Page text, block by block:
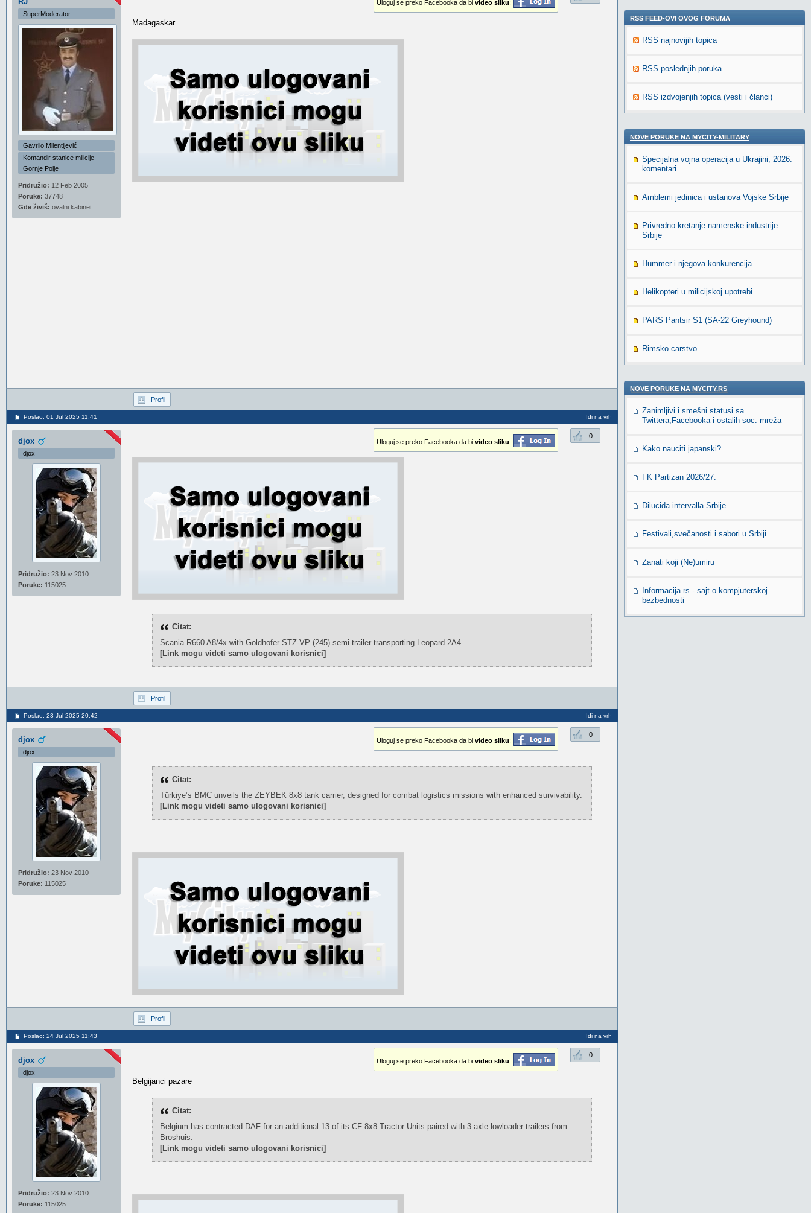
SuperModerator
Gavrilo Milentijević
Komandir stanice milicije
Gornje Polje
Pridružio: 12 Feb 2005
Poruke: 37748
Gde živiš: ovalni kabinet
Uloguj se preko Facebooka da bi video sliku:
Madagaskar
Profil
Poslao: 01 Jul 2025 11:41 Idi na vrh
djox
djox
Pridružio: 23 Nov 2010
Poruke: 115025
0
Uloguj se preko Facebooka da bi video sliku:
Citat:
Scania R660 A8/4x with Goldhofer STZ-VP (245) semi-trailer transporting Leopard 2A4.
[Link mogu videti samo ulogovani korisnici]
Profil
Poslao: 23 Jul 2025 20:42 Idi na vrh
djox
djox
Pridružio: 23 Nov 2010
Poruke: 115025
0
Uloguj se preko Facebooka da bi video sliku:
Citat:
Türkiye’s BMC unveils the ZEYBEK 8x8 tank carrier, designed for combat logistics missions with enhanced survivability.
[Link mogu videti samo ulogovani korisnici]
Profil
Poslao: 24 Jul 2025 11:43 Idi na vrh
djox
djox
Pridružio: 23 Nov 2010
Poruke: 115025
0
Uloguj se preko Facebooka da bi video sliku:
Belgijanci pazare
Citat:
Belgium has contracted DAF for an additional 13 of its CF 8x8 Tractor Units paired with 3-axle lowloader trailers from
Broshuis.
[Link mogu videti samo ulogovani korisnici]
RSS FEED-OVI OVOG FORUMA
RSS najnovijih topica
RSS poslednjih poruka
RSS izdvojenjih topica (vesti i članci)
NOVE PORUKE NA MYCITY-MILITARY
Specijalna vojna operacija u Ukrajini, 2026.
komentari
Amblemi jedinica i ustanova Vojske Srbije
Privredno kretanje namenske industrije
Srbije
Hummer i njegova konkurencija
Helikopteri u milicijskoj upotrebi
PARS Pantsir S1 (SA-22 Greyhound)
Rimsko carstvo
NOVE PORUKE NA MYCITY.RS
Zanimljivi i smešni statusi sa
Twittera,Facebooka i ostalih soc. mreža
Kako nauciti japanski?
FK Partizan 2026/27.
Dilucida intervalla Srbije
Festivali,svečanosti i sabori u Srbiji
Zanati koji (Ne)umiru
Informacija.rs - sajt o kompjuterskoj
bezbednosti